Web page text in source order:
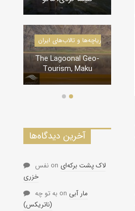
درياچه‌‌ها
دره‌ها و تنگه‌های ایران
تنگه لی لی، دورود
آخرین دیدگاه‌ها
نفس on لاک پشت برکه‌ای
خزری
به تو چه on مار آبی
(ناتریکس)